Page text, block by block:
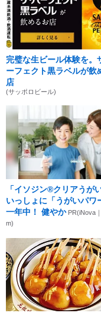
完璧な生ビール体験を。
ーフェクト黒ラベルが飲
店
(サッポロビール)
「イソジン®クリアうが
いっしょに「うがいパワ
一年中！ 健やか PR(iNova
m)